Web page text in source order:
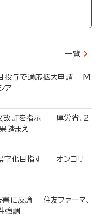
一覧
投与で適応拡大申請 M
ア
改訂を指示 厚労省、2
踏まえ
字化目指す オンコリ
書に反論 住友ファーマ、
強調